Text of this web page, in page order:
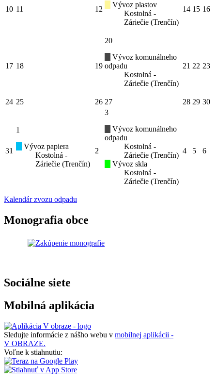
10 11 12
Vývoz plastov
Kostolná -
Záriečie (Trenčín)
14 15 16
17 18 19
20
Vývoz komunálneho
odpadu
Kostolná -
Záriečie (Trenčín)
21 22 23
24 25 26 27 28 29 30
31
1
Vývoz papiera
Kostolná -
Záriečie (Trenčín)
2
3
Vývoz komunálneho
odpadu
Kostolná -
Záriečie (Trenčín)
Vývoz skla
Kostolná -
Záriečie (Trenčín)
4 5 6
Kalendár zvozu odpadu
Monografia obce
Sociálne siete
Mobilná aplikácia
Sledujte informácie z nášho webu v mobilnej aplikácii -
V OBRAZE.
Voľne k stiahnutiu: